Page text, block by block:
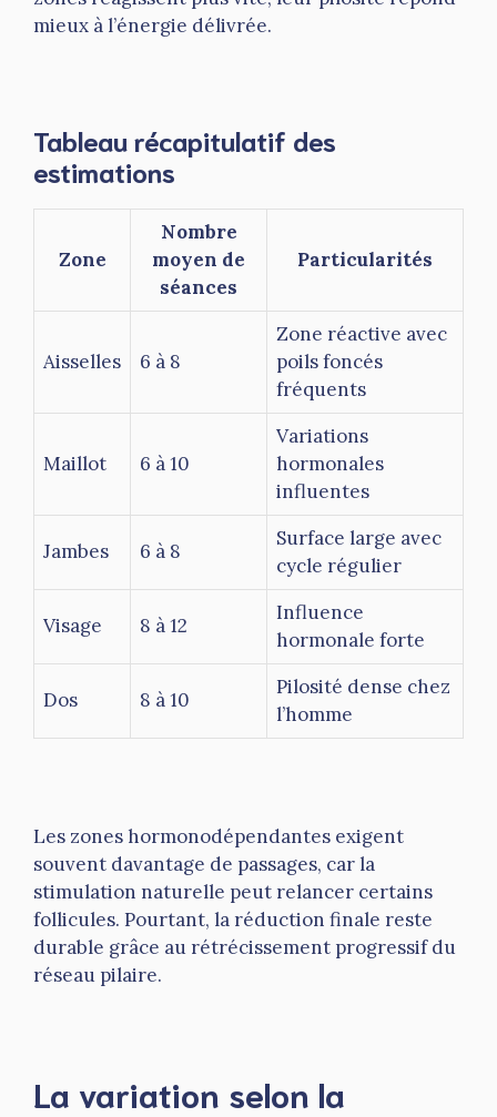
mieux à l’énergie délivrée.
Tableau récapitulatif des
estimations
Zone
Nombre
moyen de
séances
Particularités
Aisselles 6 à 8
Zone réactive avec
poils foncés
fréquents
Maillot 6 à 10
Variations
hormonales
influentes
Jambes 6 à 8
Surface large avec
cycle régulier
Visage 8 à 12
Influence
hormonale forte
Dos 8 à 10
Pilosité dense chez
l’homme
Les zones hormonodépendantes exigent
souvent davantage de passages, car la
stimulation naturelle peut relancer certains
follicules. Pourtant, la réduction finale reste
durable grâce au rétrécissement progressif du
réseau pilaire.
La variation selon la